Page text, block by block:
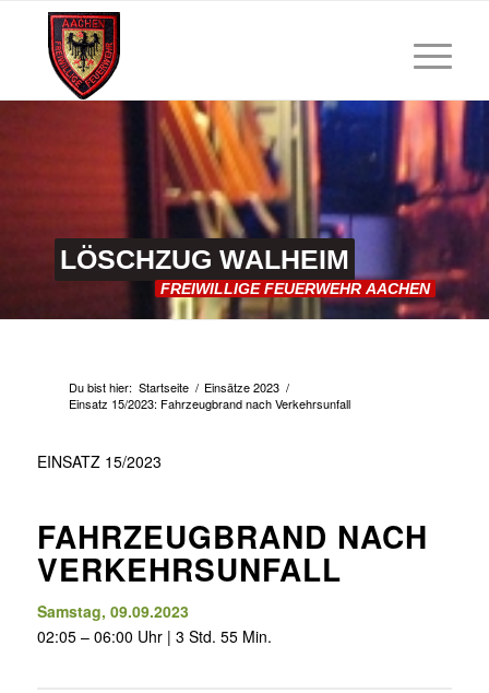
LÖSCHZUG WALHEIM
FREIWILLIGE FEUERWEHR AACHEN
Du bist hier: Startseite / Einsätze 2023 /
Einsatz 15/2023: Fahrzeugbrand nach Verkehrsunfall
EINSATZ 15/2023
FAHRZEUGBRAND NACH
VERKEHRSUNFALL
Samstag, 09.09.2023
02:05 – 06:00 Uhr | 3 Std. 55 Min.